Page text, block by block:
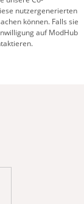
nutzergenerierten
können. Falls sie
auf ModHub